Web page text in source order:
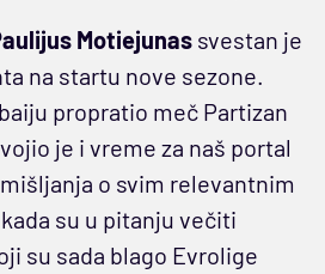
Motiejunas svestan je
na startu nove sezone.
propratio meč Partizan
je i vreme za naš portal
o svim relevantnim
su u pitanju večiti
su sada blago Evrolige